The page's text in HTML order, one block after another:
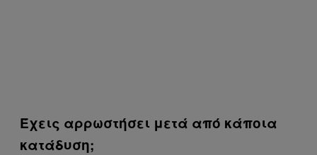
Έχεις αρρωστήσει μετά από κάποια
κατάδυση;